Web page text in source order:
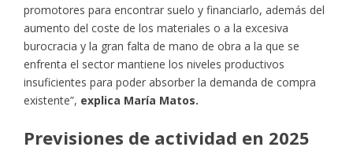
promotores para encontrar suelo y financiarlo, además del
aumento del coste de los materiales o a la excesiva
burocracia y la gran falta de mano de obra a la que se
enfrenta el sector mantiene los niveles productivos
insuficientes para poder absorber la demanda de compra
existente”, explica María Matos.
Previsiones de actividad en 2025